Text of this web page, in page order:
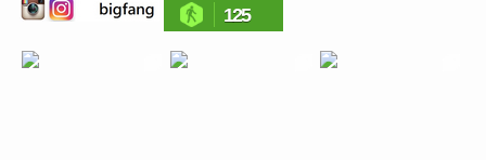
125